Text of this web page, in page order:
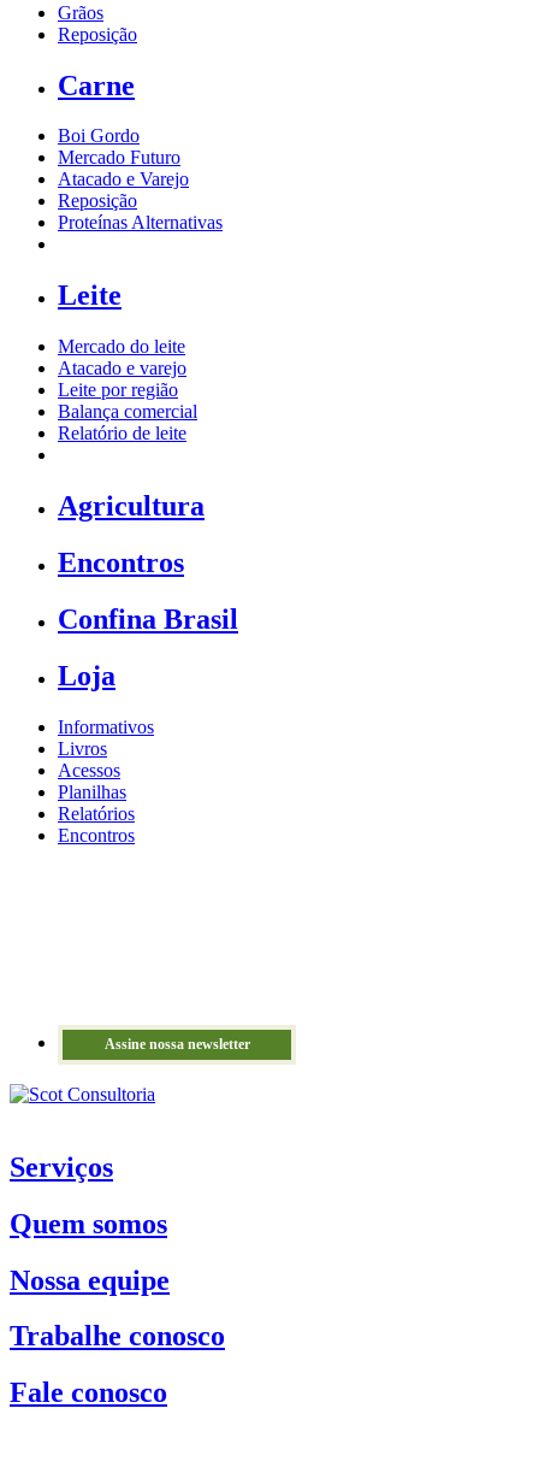
Grãos
Reposição
Carne
Boi Gordo
Mercado Futuro
Atacado e Varejo
Reposição
Proteínas Alternativas
Leite
Mercado do leite
Atacado e varejo
Leite por região
Balança comercial
Relatório de leite
Agricultura
Encontros
Confina Brasil
Loja
Informativos
Livros
Acessos
Planilhas
Relatórios
Encontros
Assine nossa newsletter
Serviços
Quem somos
Nossa equipe
Trabalhe conosco
Fale conosco